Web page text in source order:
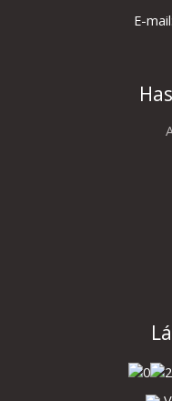
E-